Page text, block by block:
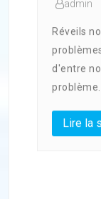
admin
Réveils
d'entre
Lire la